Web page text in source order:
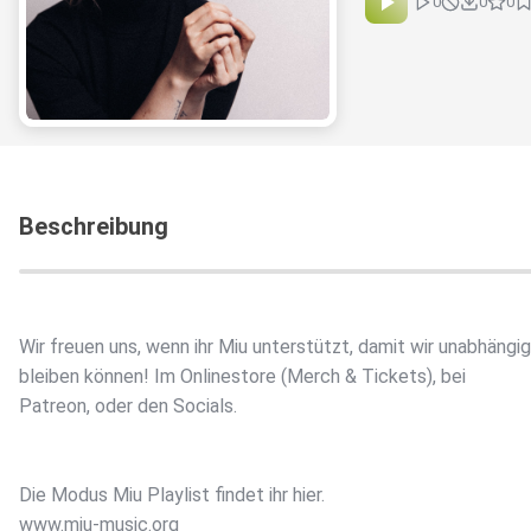
Beschreibung
Wir freuen uns, wenn ihr Miu unterstützt, damit wir unabhängig
bleiben können! Im Onlinestore (Merch & Tickets), bei
Patreon, oder den Socials.
Die Modus Miu Playlist findet ihr hier.
www.miu-music.org